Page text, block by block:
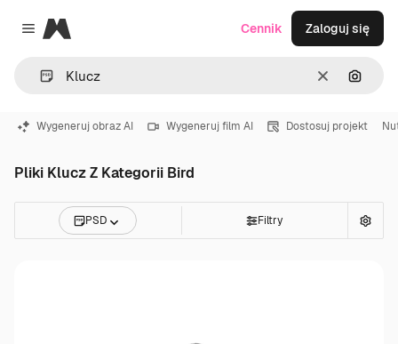
Close menu
Magnific
WyczyśćSzukaj
Cennik Zaloguj się
Wygeneruj obraz AI Wygeneruj film AI Dostosuj projekt
Pliki Klucz Z Kategorii Bird
PSD Filtry